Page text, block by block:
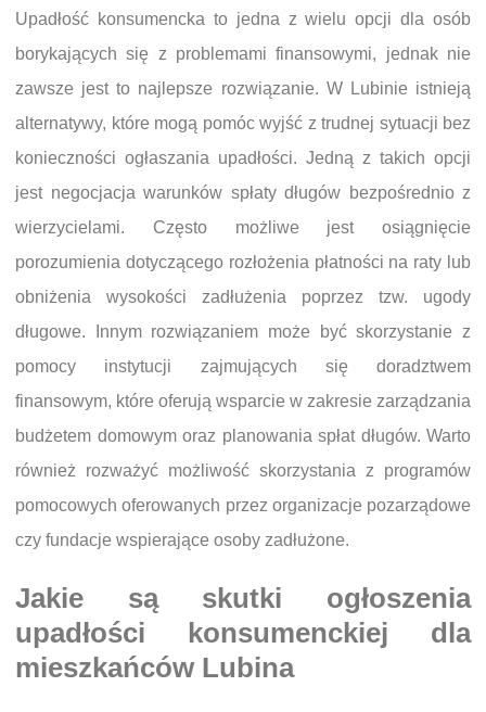
Upadłość konsumencka to jedna z wielu opcji dla osób
borykających się z problemami finansowymi, jednak nie
zawsze jest to najlepsze rozwiązanie. W Lubinie istnieją
alternatywy, które mogą pomóc wyjść z trudnej sytuacji bez
konieczności ogłaszania upadłości. Jedną z takich opcji
jest negocjacja warunków spłaty długów bezpośrednio z
wierzycielami. Często możliwe jest osiągnięcie
porozumienia dotyczącego rozłożenia płatności na raty lub
obniżenia wysokości zadłużenia poprzez tzw. ugody
długowe. Innym rozwiązaniem może być skorzystanie z
pomocy instytucji zajmujących się doradztwem
finansowym, które oferują wsparcie w zakresie zarządzania
budżetem domowym oraz planowania spłat długów. Warto
również rozważyć możliwość skorzystania z programów
pomocowych oferowanych przez organizacje pozarządowe
czy fundacje wspierające osoby zadłużone.
Jakie są skutki ogłoszenia
upadłości konsumenckiej dla
mieszkańców Lubina